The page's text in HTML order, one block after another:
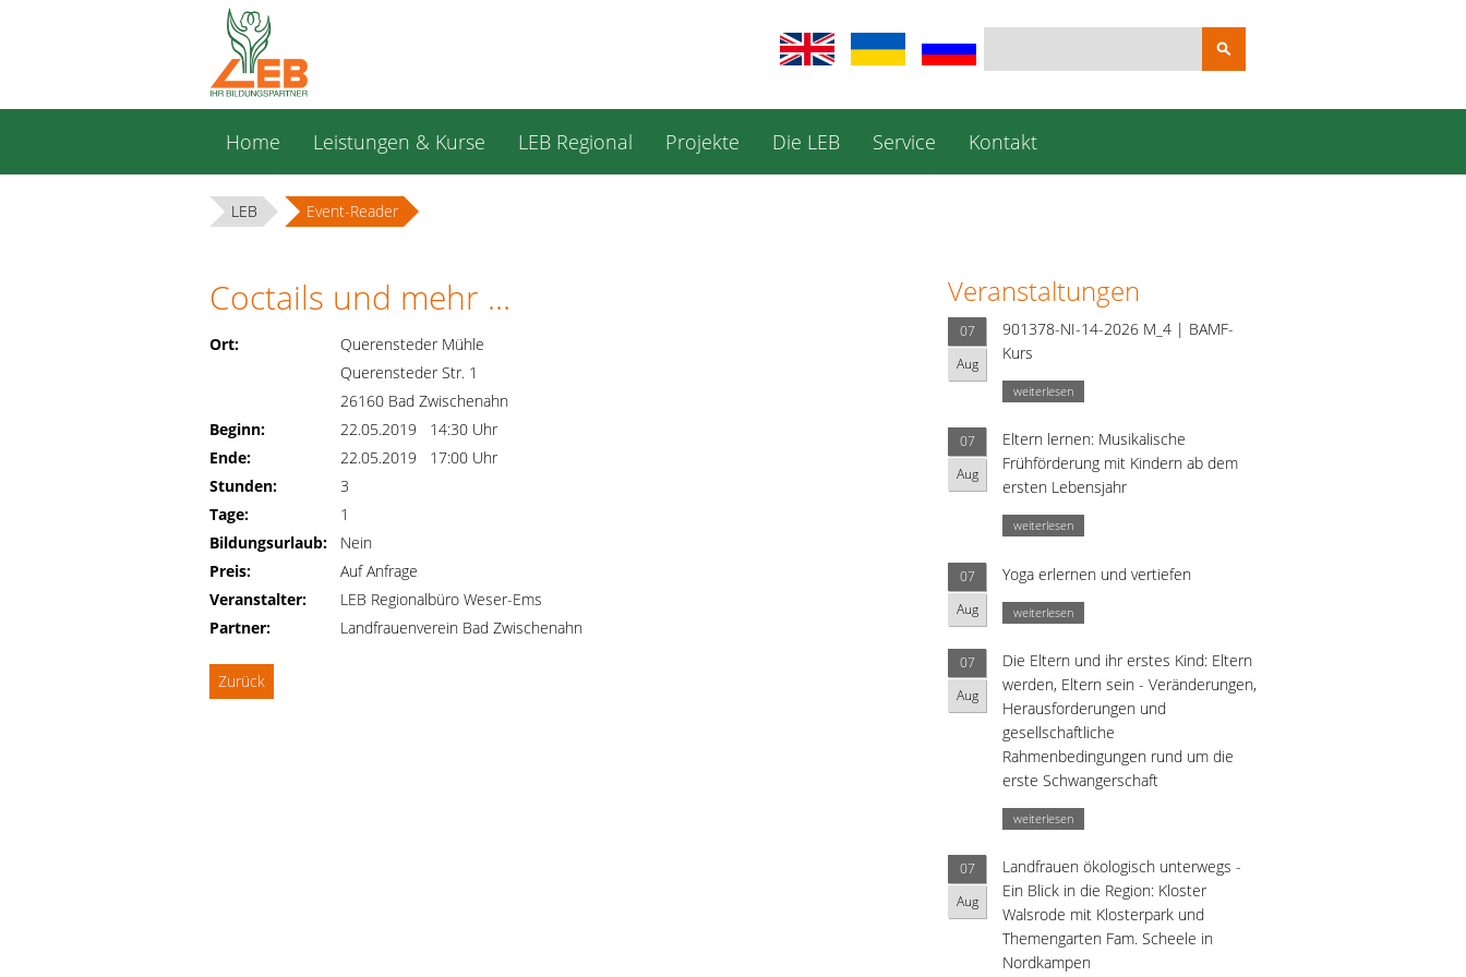
Suchbegriffe
überspringen
Home Leistungen & Kurse LEB Regional Projekte Die LEB Service Kontakt
LEB Event-Reader
Coctails und mehr ...
Ort:
Querensteder Mühle
Querensteder Str. 1
26160 Bad Zwischenahn
Beginn:
22.05.2019 14:30 Uhr
Ende:
22.05.2019 17:00 Uhr
Stunden:
3
Tage:
1
Bildungsurlaub:
Nein
Preis:
Auf Anfrage
Veranstalter:
LEB Regionalbüro Weser-Ems
Partner:
Landfrauenverein Bad Zwischenahn
Zurück
Veranstaltungen
07
Aug
901378-NI-14-2026 M_4 | BAMF-
Kurs
weiterlesen
07
Aug
Eltern lernen: Musikalische
Frühförderung mit Kindern ab dem
ersten Lebensjahr
weiterlesen
07
Aug
Yoga erlernen und vertiefen
weiterlesen
07
Aug
Die Eltern und ihr erstes Kind: Eltern
werden, Eltern sein - Veränderungen,
Herausforderungen und
gesellschaftliche
Rahmenbedingungen rund um die
erste Schwangerschaft
weiterlesen
07
Aug
Landfrauen ökologisch unterwegs -
Ein Blick in die Region: Kloster
Walsrode mit Klosterpark und
Themengarten Fam. Scheele in
Nordkampen